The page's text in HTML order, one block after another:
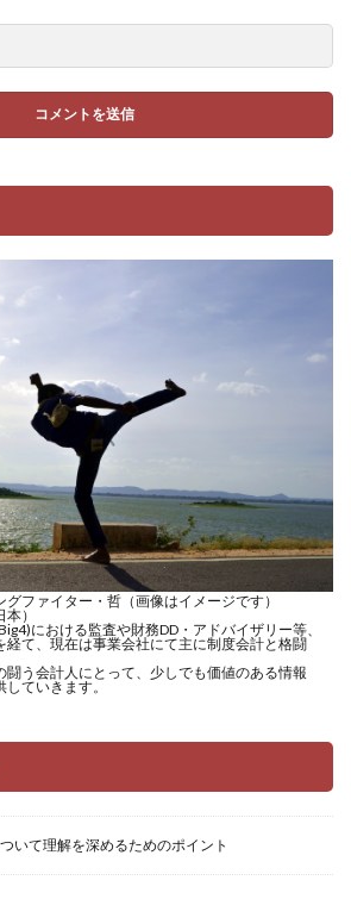
グファイター・哲（画像はイメージです）
）
における監査や財務DD・アドバイザリー等、
経て、現在は事業会社にて主に制度会計と格闘
闘う会計人にとって、少しでも価値のある情報
ていきます。
いて理解を深めるためのポイント